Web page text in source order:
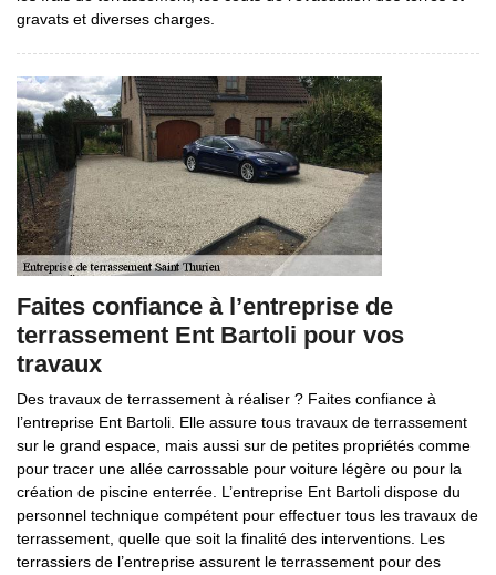
gravats et diverses charges.
Faites confiance à l’entreprise de
terrassement Ent Bartoli pour vos
travaux
Des travaux de terrassement à réaliser ? Faites confiance à
l’entreprise Ent Bartoli. Elle assure tous travaux de terrassement
sur le grand espace, mais aussi sur de petites propriétés comme
pour tracer une allée carrossable pour voiture légère ou pour la
création de piscine enterrée. L’entreprise Ent Bartoli dispose du
personnel technique compétent pour effectuer tous les travaux de
terrassement, quelle que soit la finalité des interventions. Les
terrassiers de l’entreprise assurent le terrassement pour des